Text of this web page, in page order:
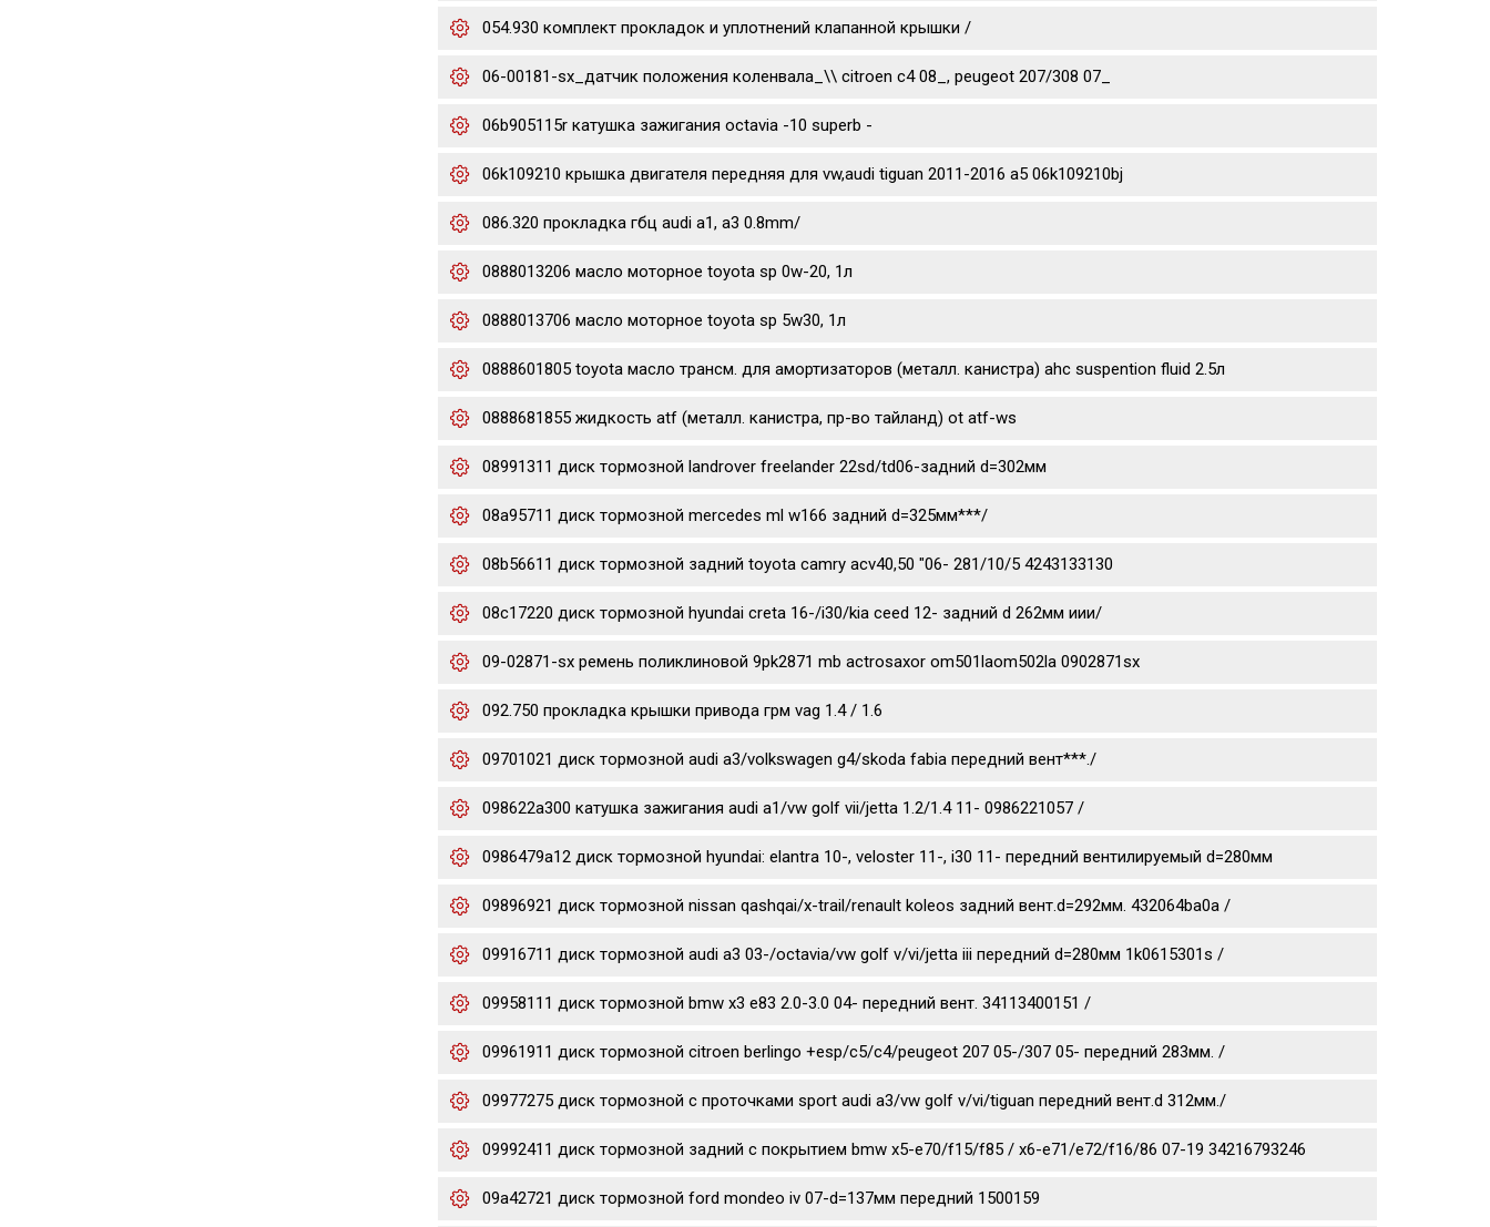
054.930 комплект прокладок и уплотнений клапанной крышки /
06-00181-sx_датчик положения коленвала_\\ citroen c4 08_, peugeot 207/308 07_
06b905115r катушка зажигания octavia -10 superb -
06k109210 крышка двигателя передняя для vw,audi tiguan 2011-2016 a5 06k109210bj
086.320 прокладка гбц audi a1, a3 0.8mm/
0888013206 масло моторное toyota sp 0w-20, 1л
0888013706 масло моторное toyota sp 5w30, 1л
0888601805 toyota масло трансм. для амортизаторов (металл. канистра) ahc suspention fluid 2.5л
0888681855 жидкость atf (металл. канистра, пр-во тайланд) ot atf-ws
08991311 диск тормозной landrover freelander 22sd/td06-задний d=302мм
08a95711 диск тормозной mercedes ml w166 задний d=325мм***/
08b56611 диск тормозной задний toyota camry acv40,50 "06- 281/10/5 4243133130
08c17220 диск тормозной hyundai creta 16-/i30/kia ceed 12- задний d 262мм иии/
09-02871-sx ремень поликлиновой 9pk2871 mb actrosaxor om501laom502la 0902871sx
092.750 прокладка крышки привода грм vag 1.4 / 1.6
09701021 диск тормозной audi a3/volkswagen g4/skoda fabia передний вент***./
098622a300 катушка зажигания audi a1/vw golf vii/jetta 1.2/1.4 11- 0986221057 /
0986479a12 диск тормозной hyundai: elantra 10-, veloster 11-, i30 11- передний вентилируемый d=280мм
09896921 диск тормозной nissan qashqai/x-trail/renault koleos задний вент.d=292мм. 432064ba0a /
09916711 диск тормозной audi a3 03-/octavia/vw golf v/vi/jetta iii передний d=280мм 1k0615301s /
09958111 диск тормозной bmw x3 e83 2.0-3.0 04- передний вент. 34113400151 /
09961911 диск тормозной citroen berlingo +esp/c5/c4/peugeot 207 05-/307 05- передний 283мм. /
09977275 диск тормозной c проточками sport audi a3/vw golf v/vi/tiguan передний вент.d 312мм./
09992411 диск тормозной задний с покрытием bmw x5-e70/f15/f85 / x6-e71/e72/f16/86 07-19 34216793246
09a42721 диск тормозной ford mondeo iv 07-d=137мм передний 1500159